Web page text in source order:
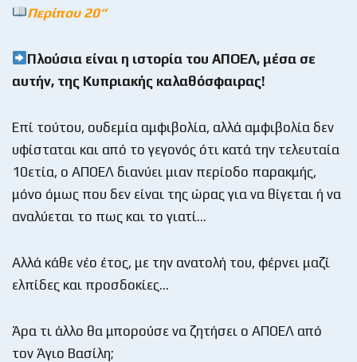
Περίπου 20“
Πλούσια είναι η ιστορία του ΑΠΟΕΛ, μέσα σε
αυτήν, της Κυπριακής καλαθόσφαιρας!
Επί τούτου, ουδεμία αμφιβολία, αλλά αμφιβολία δεν
υφίσταται και από το γεγονός ότι κατά την τελευταία
10ετία, ο ΑΠΟΕΛ διανύει μιαν περίοδο παρακμής,
μόνο όμως που δεν είναι της ώρας για να θίγεται ή να
αναλύεται το πως και το γιατί…
Αλλά κάθε νέο έτος, με την ανατολή του, φέρνει μαζί
ελπίδες και προσδοκίες…
Άρα τι άλλο θα μπορούσε να ζητήσει ο ΑΠΟΕΛ από
τον Άγιο Βασίλη;